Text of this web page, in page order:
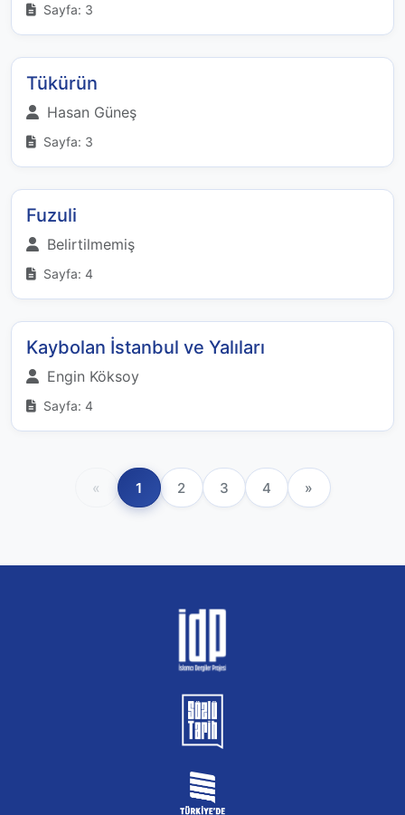
Sayfa: 3
Tükürün
Hasan Güneş
Sayfa: 3
Fuzuli
Belirtilmemiş
Sayfa: 4
Kaybolan İstanbul ve Yalıları
Engin Köksoy
Sayfa: 4
« 1 2 3 4 »